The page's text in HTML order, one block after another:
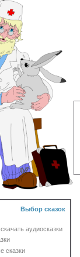
Выбор сказок
аудиосказки
сказки